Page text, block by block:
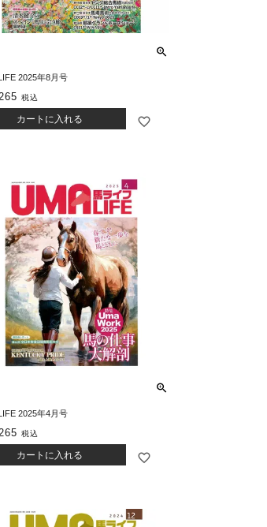
2025年8月号
税込
カートに入れる
2025年4月号
税込
カートに入れる